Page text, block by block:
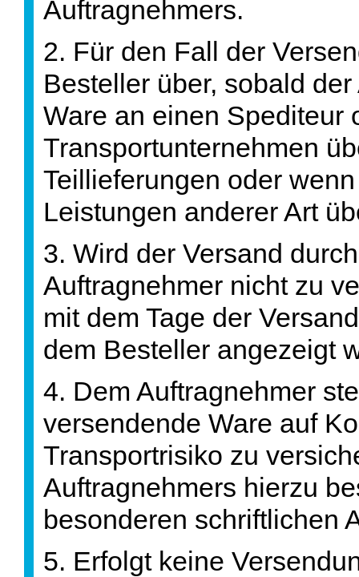
Auftragnehmers.
2. Für den Fall der
Besteller über, sobald
Ware an einen Spediteur
Transportunternehmen
Teillieferungen oder
Leistungen anderer Art
3. Wird der Versand
Auftragnehmer nicht zu
mit dem Tage der
dem Besteller angezeigt
4. Dem Auftragnehmer
versendende Ware auf
Transportrisiko zu
Auftragnehmers hierzu
besonderen schriftlichen
5. Erfolgt keine